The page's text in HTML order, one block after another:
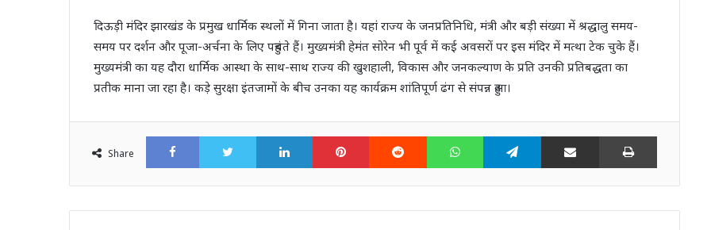
दिऊड़ी मंदिर झारखंड के प्रमुख धार्मिक स्थलों में गिना जाता है। यहां राज्य के जनप्रतिनिधि, मंत्री और बड़ी संख्या में श्रद्धालु समय-
समय पर दर्शन और पूजा-अर्चना के लिए पहुंचते हैं। मुख्यमंत्री हेमंत सोरेन भी पूर्व में कई अवसरों पर इस मंदिर में मत्था टेक चुके हैं।
मुख्यमंत्री का यह दौरा धार्मिक आस्था के साथ-साथ राज्य की खुशहाली, विकास और जनकल्याण के प्रति उनकी प्रतिबद्धता का
प्रतीक माना जा रहा है। कड़े सुरक्षा इंतजामों के बीच उनका यह कार्यक्रम शांतिपूर्ण ढंग से संपन्न हुआ।
Share
FacebookTwitter LinkedIn Pinterest Reddit WhatsAppTelegram Share via Email Print